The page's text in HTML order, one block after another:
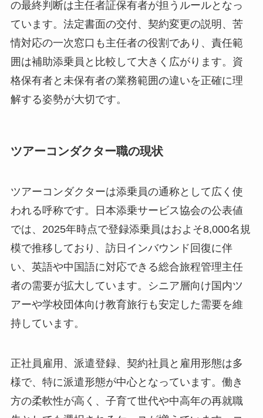
の最終判断は主任者証保有者が担うルールとなっ
ています。法定書面の交付、契約変更の説明、苦
情対応の一次窓口も主任者の役割であり、責任範
囲は補助添乗員と比較して大きく広がります。資
格保有者と未保有者の業務範囲の違いを正確に理
解する姿勢が大切です。
ツアーコンダクター職の現状
ツアーコンダクターは添乗員の通称として広く使
われる呼称です。日本添乗サービス協会の公表値
では、2025年時点で登録添乗員はおよそ8,000名規
模で推移しており、訪日インバウンド回復に伴
い、英語や中国語に対応できる総合旅程管理主任
者の需要が拡大しています。シニア層向け国内ツ
アーや学校団体向け教育旅行も安定した需要を維
持しています。
正社員雇用、派遣登録、契約社員と雇用形態は多
様で、特に派遣形態が中心となっています。働き
方の柔軟性が高く、子育て世代や中高年の再就職